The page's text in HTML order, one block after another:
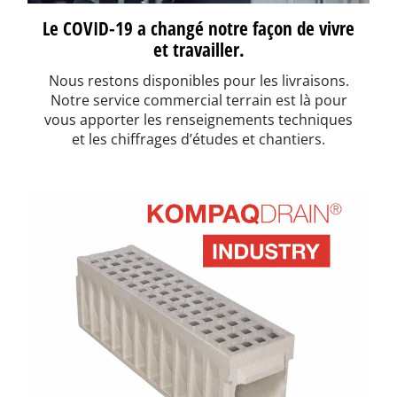
Le COVID-19 a changé notre façon de vivre
et travailler.
Nous restons disponibles pour les livraisons.
Notre service commercial terrain est là pour
vous apporter les renseignements techniques
et les chiffrages d’études et chantiers.